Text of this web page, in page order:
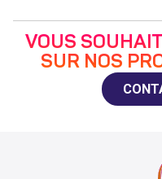
VOUS
SUR NOS